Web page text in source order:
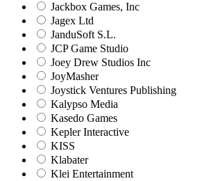
Jackbox Games, Inc
Jagex Ltd
JanduSoft S.L.
JCP Game Studio
Joey Drew Studios Inc
JoyMasher
Joystick Ventures Publishing
Kalypso Media
Kasedo Games
Kepler Interactive
KISS
Klabater
Klei Entertainment